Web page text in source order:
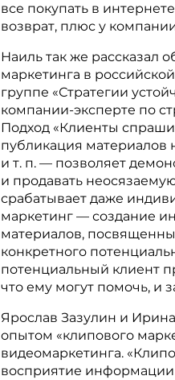
все покупать в
возврат, плюс у
Наиль так же рассказал
маркетинга в
группе «Стратегии
компании-эксперте по
Подход «Клиенты
публикация материалов
и т. п. — позволяет
и продавать
срабатывает даже
маркетинг — создание
материалов,
конкретного
потенциальный клиент
что ему могут помочь, и
Ярослав Зазулин и
опытом «клипового
видеомаркетинга.
восприятие